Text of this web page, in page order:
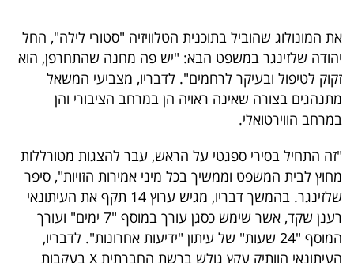
הכלכלי
פודקאסט
40
UNDER
40
שיתופי
את המונולוג שהוביל בתוכנית הטלוויזיה "סטורי לילה", החל
יהודה שלזינגר במשפט הבא: "יש פה מחנה שהתחרפן, הוא
זקוק לטיפול ובעיקר לרחמים". לדבריו, מצביעי המשאל
מתנהגים בצורה שאינה ראויה הן במרחב הציבורי והן
במרחב הווירטואלי.
"זה התחיל בסירי ספגטי על הראש, עבר להצגות מטורללות
מחוץ לבית המשפט וממשיך בכל מיני אמירות הזויות", סיפר
שלזינגר. בהמשך דבריו, מגיש ערוץ 14 תקף את העיתונאי
רענן שקד, אשר שימש כסגן עורך במוסף "7 ימים" ועורך
המוסף "24 שעות" של עיתון "ידיעות אחרונות". לדבריו,
העיתונאי הוותיק עקץ גולש ברשת החברתית X בעקבות